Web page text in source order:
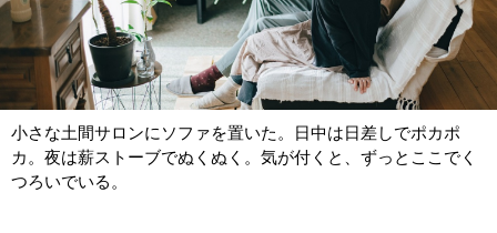
小さな土間サロンにソファを置いた。日中は日差しでポカポ
カ。夜は薪ストーブでぬくぬく。気が付くと、ずっとここでく
つろいでいる。